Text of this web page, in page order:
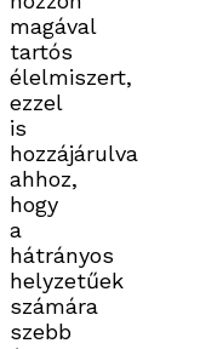
magával
tartós
élelmiszert,
ezzel
is
hozzájárulva
ahhoz,
hogy
a
hátrányos
helyzetűek
számára
szebb